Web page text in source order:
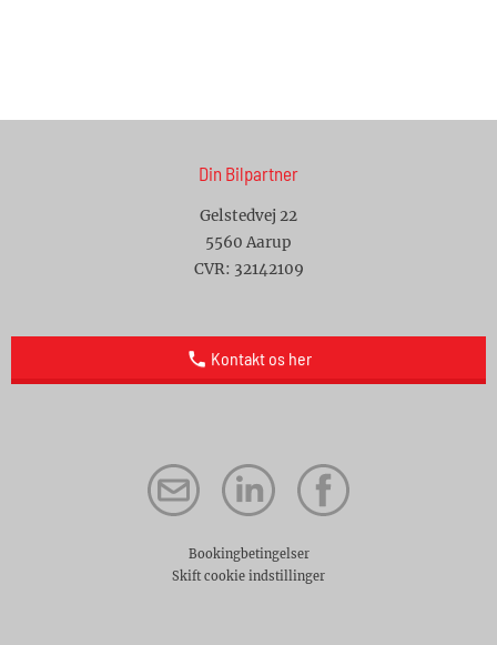
Din Bilpartner
Gelstedvej 22
5560 Aarup
CVR: 32142109
local_phone Kontakt os her
Bookingbetingelser
Skift cookie indstillinger